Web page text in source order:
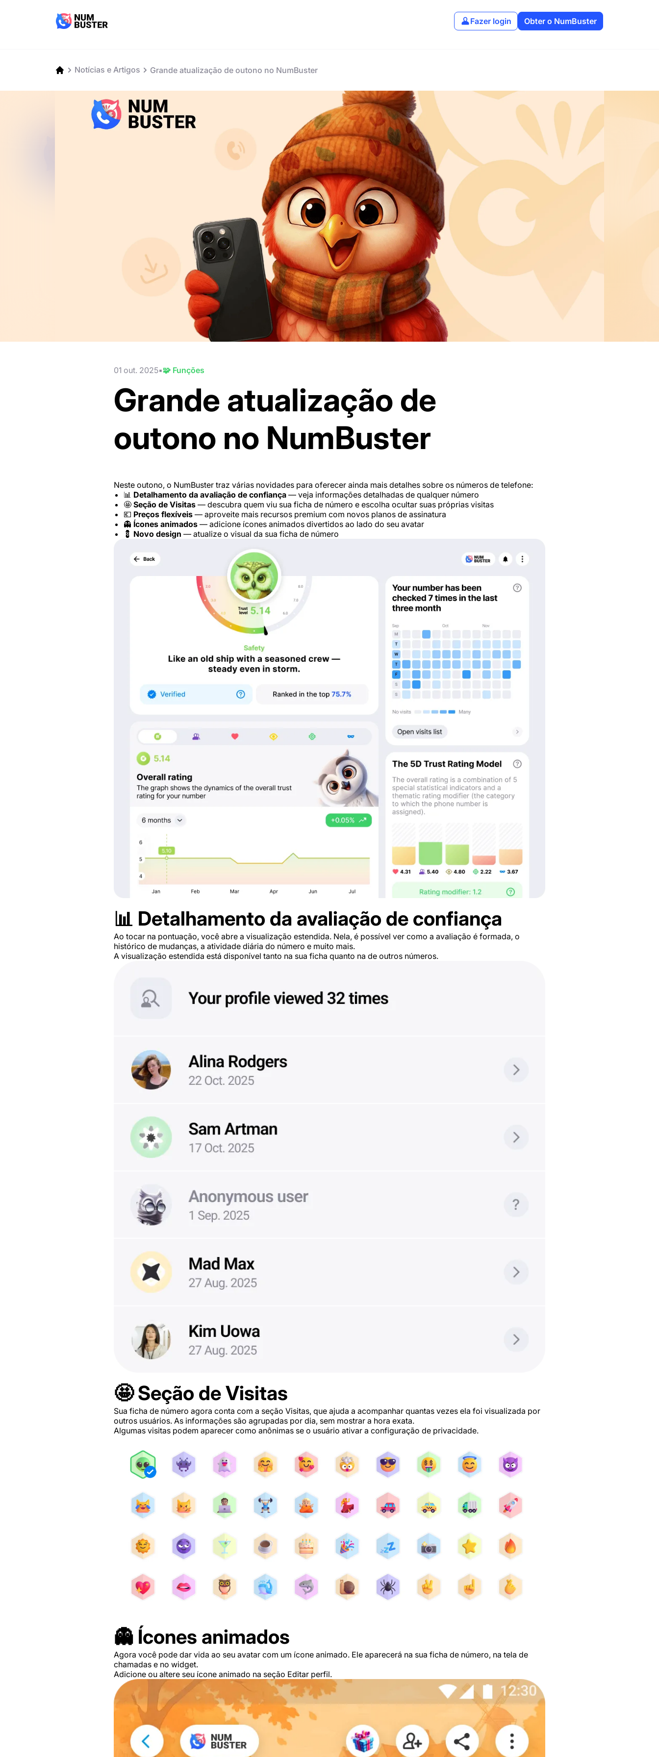
Fazer login Obter o NumBuster
Notícias e Artigos Grande atualização de outono no NumBuster
01 out. 2025 🧩 Funções
Grande atualização de
outono no NumBuster
Neste outono, o NumBuster traz várias novidades para oferecer ainda mais detalhes sobre os números de telefone:
📊 Detalhamento da avaliação de confiança — veja informações detalhadas de qualquer número
🤩 Seção de Visitas — descubra quem viu sua ficha de número e escolha ocultar suas próprias visitas
💶 Preços flexíveis — aproveite mais recursos premium com novos planos de assinatura
👻 Ícones animados — adicione ícones animados divertidos ao lado do seu avatar
💈 Novo design — atualize o visual da sua ficha de número
📊 Detalhamento da avaliação de confiança
Ao tocar na pontuação, você abre a visualização estendida. Nela, é possível ver como a avaliação é formada, o
histórico de mudanças, a atividade diária do número e muito mais.
A visualização estendida está disponível tanto na sua ficha quanto na de outros números.
🤩 Seção de Visitas
Sua ficha de número agora conta com a seção Visitas, que ajuda a acompanhar quantas vezes ela foi visualizada por
outros usuários. As informações são agrupadas por dia, sem mostrar a hora exata.
Algumas visitas podem aparecer como anônimas se o usuário ativar a configuração de privacidade.
👻 Ícones animados
Agora você pode dar vida ao seu avatar com um ícone animado. Ele aparecerá na sua ficha de número, na tela de
chamadas e no widget.
Adicione ou altere seu ícone animado na seção Editar perfil.